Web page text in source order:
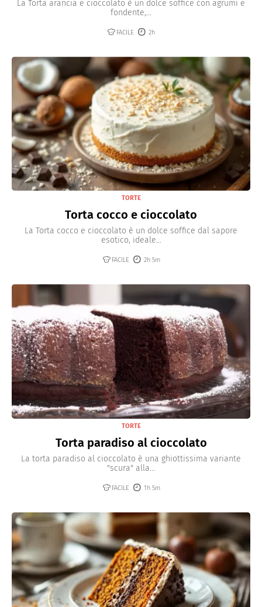
La Torta arancia e cioccolato è un dolce soffice con agrumi e
fondente,...
FACILE 2h
TORTE
Torta cocco e cioccolato
La Torta cocco e cioccolato è un dolce soffice dal sapore
esotico, ideale...
FACILE 2h 5m
TORTE
Torta paradiso al cioccolato
La torta paradiso al cioccolato è una ghiottissima variante
"scura" alla...
FACILE 1h 5m